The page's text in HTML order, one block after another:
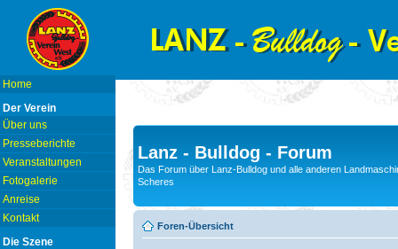
Home
Der Verein
Über uns
Presseberichte
Veranstaltungen
Fotogalerie
Anreise
Kontakt
Die Szene
Lanz - Bulldog - Forum
Das Forum über Lanz-Bulldog und alle anderen
Scheres
Foren-Übersicht